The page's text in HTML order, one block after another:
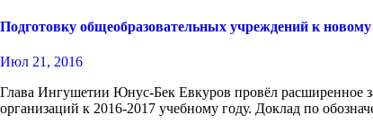
Подготовку общеобразовательных учреждений к
Июл 21, 2016
Глава Ингушетии Юнус-Бек Евкуров провёл расширенное
организаций к 2016-2017 учебному году. Доклад по